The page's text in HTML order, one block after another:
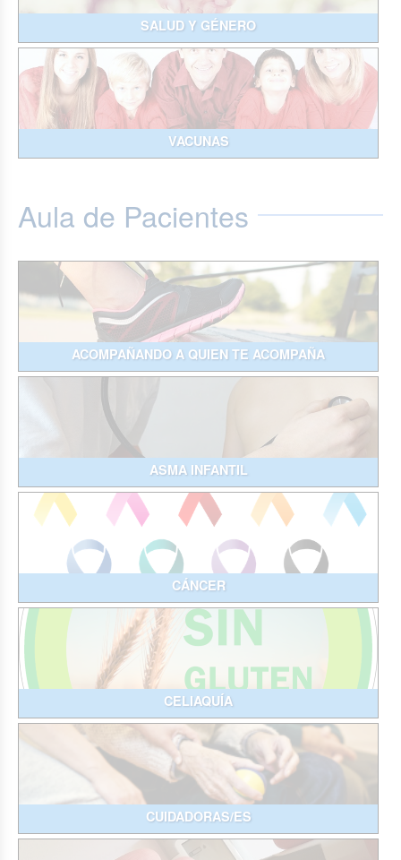
SALUD Y GÉNERO
VACUNAS
Aula de Pacientes
ACOMPAÑANDO A QUIEN TE ACOMPAÑA
ASMA INFANTIL
CÁNCER
CELIAQUÍA
CUIDADORAS/ES